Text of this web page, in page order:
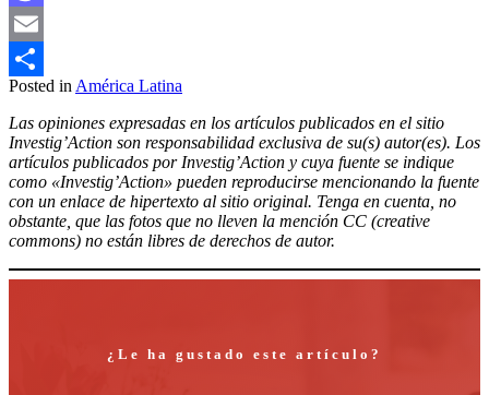
Mastodon
Email
Compartir
Posted in América Latina
Las opiniones expresadas en los artículos publicados en el sitio
Investig’Action son responsabilidad exclusiva de su(s) autor(es). Los
artículos publicados por Investig’Action y cuya fuente se indique
como «Investig’Action» pueden reproducirse mencionando la fuente
con un enlace de hipertexto al sitio original. Tenga en cuenta, no
obstante, que las fotos que no lleven la mención CC (creative
commons) no están libres de derechos de autor.
¿Le ha gustado este artículo?